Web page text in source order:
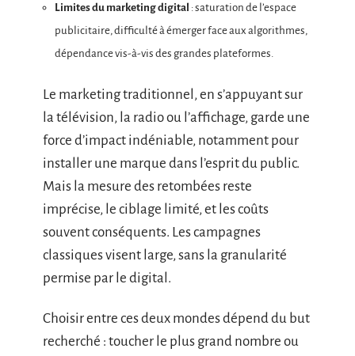
Limites du marketing digital : saturation de l’espace
publicitaire, difficulté à émerger face aux algorithmes,
dépendance vis-à-vis des grandes plateformes.
Le marketing traditionnel, en s’appuyant sur
la télévision, la radio ou l’affichage, garde une
force d’impact indéniable, notamment pour
installer une marque dans l’esprit du public.
Mais la mesure des retombées reste
imprécise, le ciblage limité, et les coûts
souvent conséquents. Les campagnes
classiques visent large, sans la granularité
permise par le digital.
Choisir entre ces deux mondes dépend du but
recherché : toucher le plus grand nombre ou